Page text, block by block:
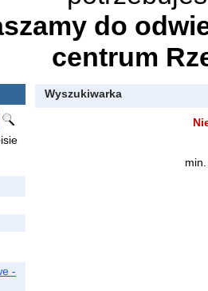
do
centrum
-
Wyszukiwarka